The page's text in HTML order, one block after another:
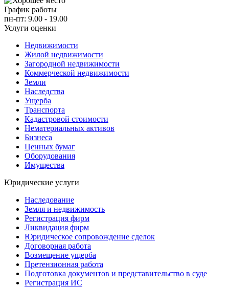
График работы
пн-пт: 9.00 - 19.00
Услуги оценки
Недвижимости
Жилой недвижимости
Загородной недвижимости
Коммерческой недвижимости
Земли
Наследства
Ущерба
Транспорта
Кадастровой стоимости
Нематериальных активов
Бизнеса
Ценных бумаг
Оборудования
Имущества
Юридические услуги
Наследование
Земля и недвижимость
Регистрация фирм
Ликвидация фирм
Юридическое сопровождение сделок
Договорная работа
Возмещение ущерба
Претензионная работа
Подготовка документов и представительство в суде
Регистрация ИС